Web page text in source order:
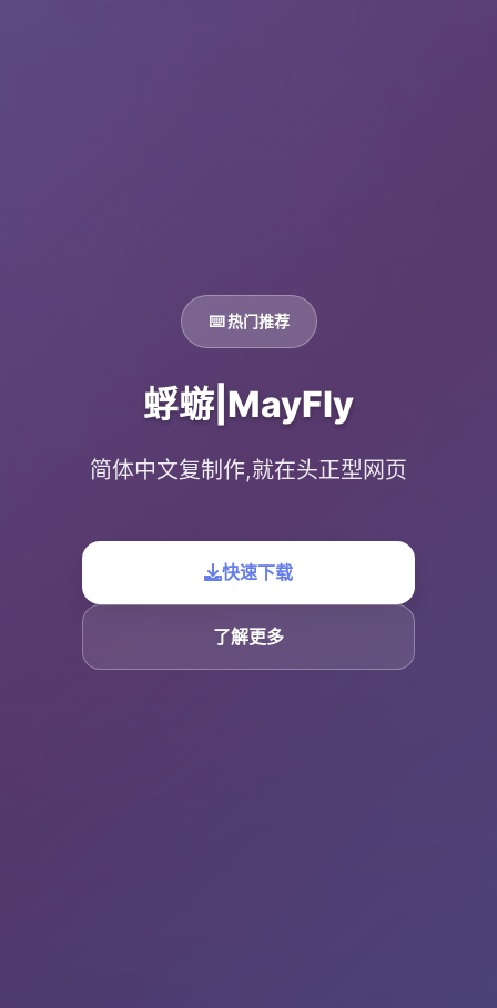
⌨️ 热门推荐
蜉蝣|MayFly
简体中文复制作,就在头正型网页
快速下载
了解更多